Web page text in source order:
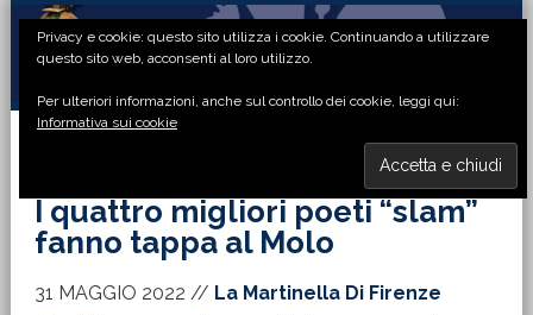
Passa
primaria
Passa
principale
Passa
laterale
Passa
di
I quattro migliori poeti “slam”
fanno tappa al Molo
31 MAGGIO 2022 // La Martinella Di Firenze
Privacy e cookie: questo sito utilizza i cookie. Continuando a utilizzare
questo sito web, acconsenti al loro utilizzo.
Per ulteriori informazioni, anche sul controllo dei cookie, leggi qui:
Informativa sui cookie